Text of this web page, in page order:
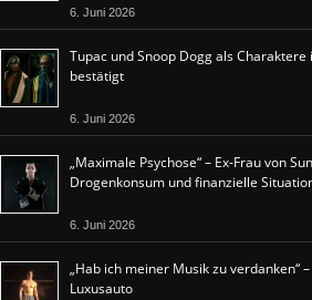
6. Juni 2026
Tupac und Snoop Dogg als
bestätigt
6. Juni 2026
„Maximale Psychose“ – Ex-Frau von
Drogenkonsum und finanzielle
6. Juni 2026
„Hab ich meiner Musik zu verdanken“
Luxusauto